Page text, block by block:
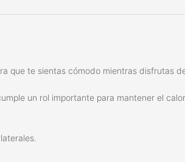
que te sientas cómodo mientras disfrutas
un rol importante para mantener el